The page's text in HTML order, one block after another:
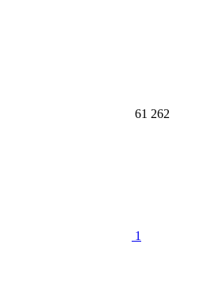
61 262
1